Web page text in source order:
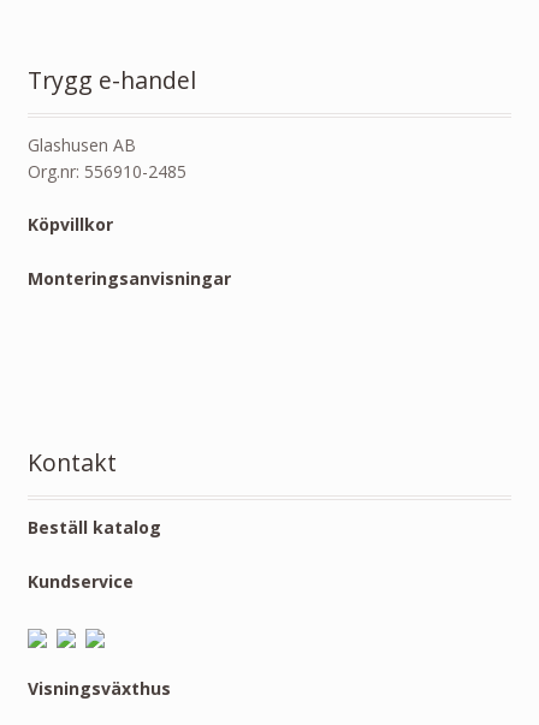
Trygg e-handel
Glashusen AB
Org.nr: 556910-2485
Köpvillkor
Monteringsanvisningar
Kontakt
Beställ katalog
Kundservice
Visningsväxthus